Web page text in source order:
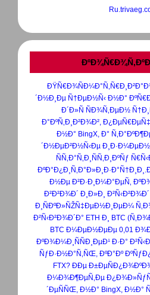
´Ð½Ð¸Ðµ Ñ†ÐµÐ½Ñ‹ Ð½Ð°
Ð´Ð»Ñ ÑÐ¾Ñ‚ÐµÐ½
Ð°ÐºÑ‚Ð¸Ð²Ð¾Ð²,
Ð½Ð° BingX, Ð°
´Ð½ÐµÐ²Ð½Ñ‹Ðµ
ÑÑ‚Ð°Ñ‚Ð¸ÑÑ‚Ð¸ÐºÑƒ
Ð½Ðµ Ð²Ð·Ð¸Ð¼Ð°ÐµÑ‚
Ð²Ð²Ð¾Ð´ Ð¸Ð»Ð¸ Ð²Ñ‹Ð²Ð¾Ð´
Ð¸ÑÐºÐ»ÑŽÑ‡ÐµÐ½Ð¸ÐµÐ¼
Ð²Ñ‹Ð²Ð¾Ð´Ð° ETH Ð¸ BTC
BTC Ð¼ÐµÐ½ÐµÐµ 0,01
ÐºÐ¾Ð¼Ð¸ÑÑÐ¸ÐµÐ¹ Ð·Ð°
ÑƒÐ·Ð½Ð°Ñ‚ÑŒ, ÐºÐ°Ðº
FTX? ÐÐµ
Ð¼Ð¾Ð¶ÐµÑ‚Ðµ
´ÐµÑÑŒ, Ð½Ð° BingX, Ð½Ð°